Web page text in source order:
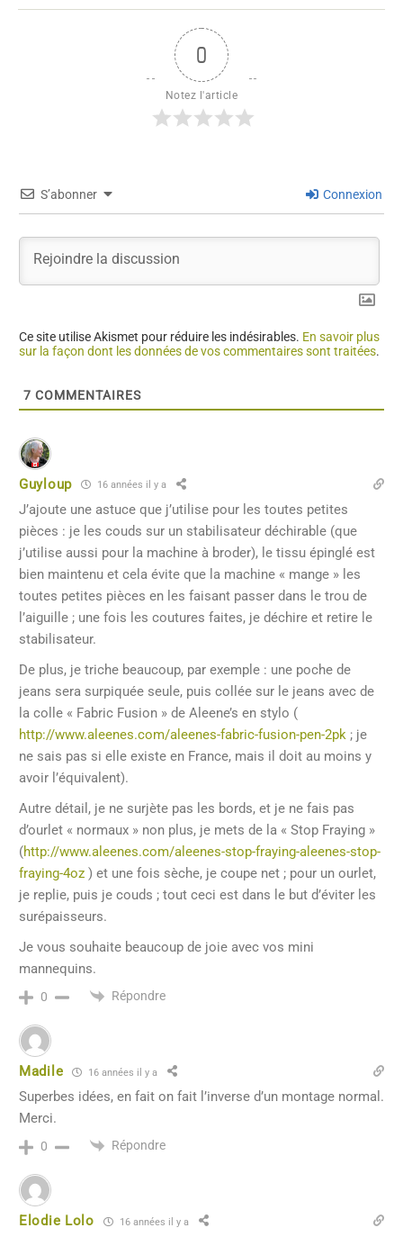
0
Notez l'article
S’abonner Connexion
Ce site utilise Akismet pour réduire les indésirables. En savoir plus
sur la façon dont les données de vos commentaires sont traitées.
7 COMMENTAIRES
Guyloup 16 années il y a
J’ajoute une astuce que j’utilise pour les toutes petites
pièces : je les couds sur un stabilisateur déchirable (que
j’utilise aussi pour la machine à broder), le tissu épinglé est
bien maintenu et cela évite que la machine « mange » les
toutes petites pièces en les faisant passer dans le trou de
l’aiguille ; une fois les coutures faites, je déchire et retire le
stabilisateur.
De plus, je triche beaucoup, par exemple : une poche de
jeans sera surpiquée seule, puis collée sur le jeans avec de
la colle « Fabric Fusion » de Aleene’s en stylo (
http://www.aleenes.com/aleenes-fabric-fusion-pen-2pk ; je
ne sais pas si elle existe en France, mais il doit au moins y
avoir l’équivalent).
Autre détail, je ne surjète pas les bords, et je ne fais pas
d’ourlet « normaux » non plus, je mets de la « Stop Fraying »
(http://www.aleenes.com/aleenes-stop-fraying-aleenes-stop-
fraying-4oz ) et une fois sèche, je coupe net ; pour un ourlet,
je replie, puis je couds ; tout ceci est dans le but d’éviter les
surépaisseurs.
Je vous souhaite beaucoup de joie avec vos mini
mannequins.
0 Répondre
Madile 16 années il y a
Superbes idées, en fait on fait l’inverse d’un montage normal.
Merci.
0 Répondre
Elodie Lolo 16 années il y a